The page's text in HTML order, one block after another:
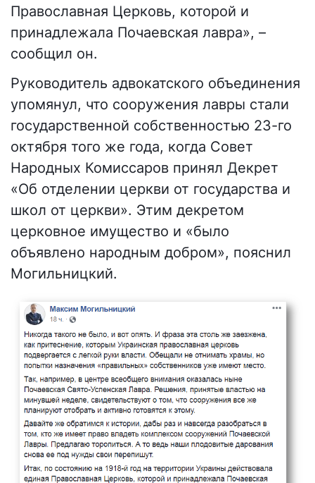
Православная Церковь, которой и
принадлежала Почаевская лавра», –
сообщил он.
Руководитель адвокатского объединения
упомянул, что сооружения лавры стали
государственной собственностью 23-го
октября того же года, когда Совет
Народных Комиссаров принял Декрет
«Об отделении церкви от государства и
школ от церкви». Этим декретом
церковное имущество и «было
объявлено народным добром», пояснил
Могильницкий.